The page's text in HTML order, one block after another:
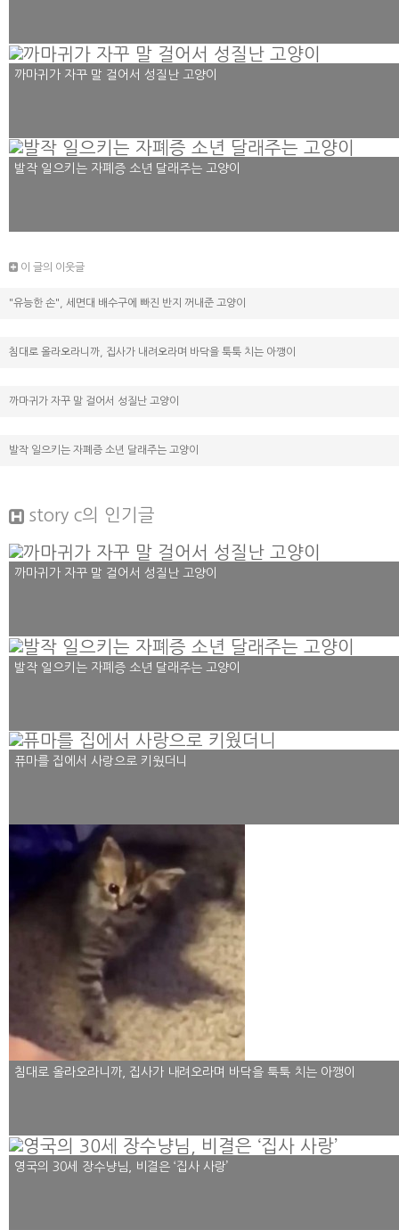
까마귀가 자꾸 말 걸어서 성질난 고양이
발작 일으키는 자폐증 소년 달래주는 고양이
이 글의 이웃글
"유능한 손", 세면대 배수구에 빠진 반지 꺼내준 고양이
침대로 올라오라니까, 집사가 내려오라며 바닥을 툭툭 치는 아깽이
까마귀가 자꾸 말 걸어서 성질난 고양이
발작 일으키는 자폐증 소년 달래주는 고양이
story c의 인기글
까마귀가 자꾸 말 걸어서 성질난 고양이
발작 일으키는 자폐증 소년 달래주는 고양이
퓨마를 집에서 사랑으로 키웠더니
침대로 올라오라니까, 집사가 내려오라며 바닥을 툭툭 치는 아깽이
영국의 30세 장수냥님, 비결은 ‘집사 사랑’